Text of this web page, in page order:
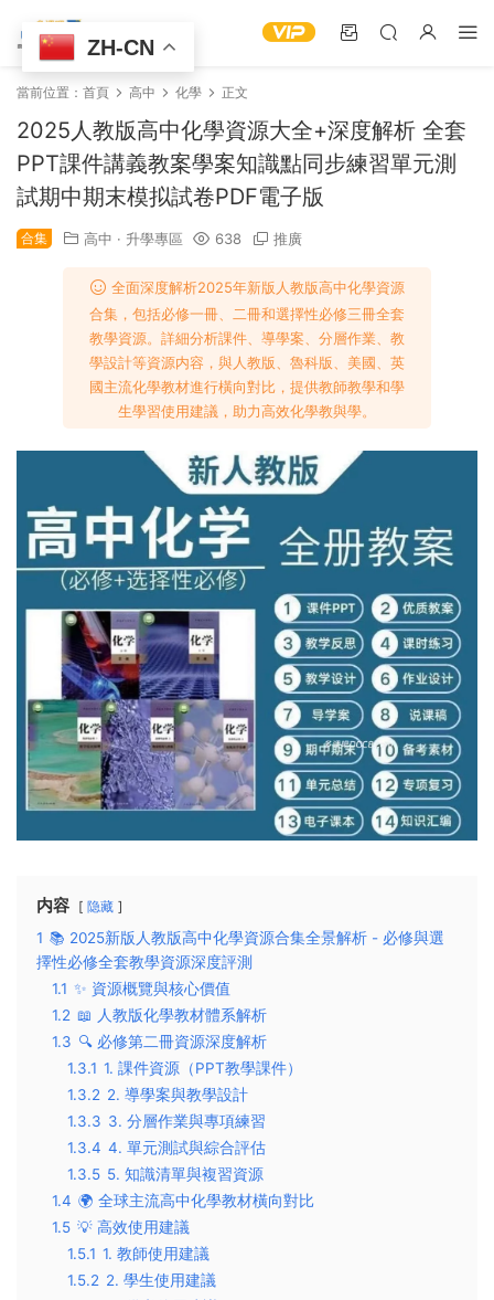
當前位置： 首頁 高中 化學 正文
2025人教版高中化學資源大全+深度解析 全套
PPT課件講義教案學案知識點同步練習單元測
試期中期末模拟試卷PDF電子版
合集 高中 · 升學專區 638 推廣
全面深度解析2025年新版人教版高中化學資源
合集，包括必修一冊、二冊和選擇性必修三冊全套
教學資源。詳細分析課件、導學案、分層作業、教
學設計等資源内容，與人教版、魯科版、美國、英
國主流化學教材進行橫向對比，提供教師教學和學
生學習使用建議，助力高效化學教與學。
内容 隐藏
1 📚 2025新版人教版高中化學資源合集全景解析 - 必修與選
擇性必修全套教學資源深度評測
1.1 ✨ 資源概覽與核心價值
1.2 📖 人教版化學教材體系解析
1.3 🔍 必修第二冊資源深度解析
1.3.1 1. 課件資源（PPT教學課件）
1.3.2 2. 導學案與教學設計
1.3.3 3. 分層作業與專項練習
1.3.4 4. 單元測試與綜合評估
1.3.5 5. 知識清單與複習資源
1.4 🌍 全球主流高中化學教材橫向對比
1.5 💡 高效使用建議
1.5.1 1. 教師使用建議
1.5.2 2. 學生使用建議
ZH-CN